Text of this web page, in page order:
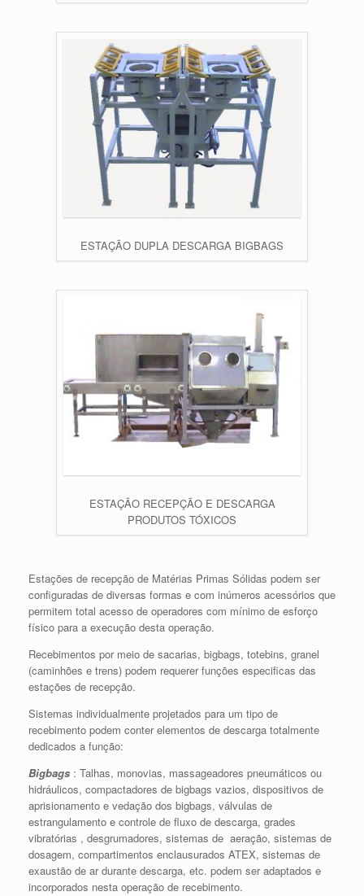
ESTAÇÃO DUPLA DESCARGA BIGBAGS
ESTAÇÃO RECEPÇÃO E DESCARGA
PRODUTOS TÓXICOS
Estações de recepção de Matérias Primas Sólidas podem ser
configuradas de diversas formas e com inúmeros acessórios que
permitem total acesso de operadores com mínimo de esforço
físico para a execução desta operação.
Recebimentos por meio de sacarias, bigbags, totebins, granel
(caminhões e trens) podem requerer funções especificas das
estações de recepção.
Sistemas individualmente projetados para um tipo de
recebimento podem conter elementos de descarga totalmente
dedicados a função:
Bigbags : Talhas, monovias, massageadores pneumáticos ou
hidráulicos, compactadores de bigbags vazios, dispositivos de
aprisionamento e vedação dos bigbags, válvulas de
estrangulamento e controle de fluxo de descarga, grades
vibratórias , desgrumadores, sistemas de aeração, sistemas de
dosagem, compartimentos enclausurados ATEX, sistemas de
exaustão de ar durante descarga, etc. podem ser adaptados e
incorporados nesta operação de recebimento.